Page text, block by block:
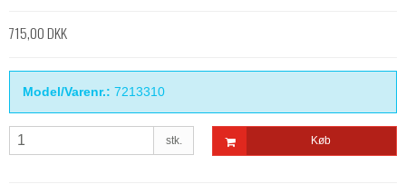
715,00 DKK
Model/Varenr.: 7213310
stk. Køb